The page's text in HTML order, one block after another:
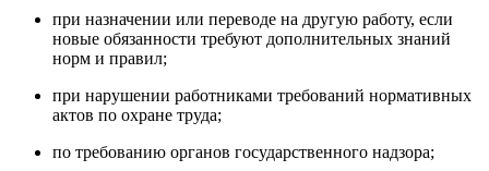
при назначении или переводе на другую работу, если
новые обязанности требуют дополнительных знаний
норм и правил;
при нарушении работниками требований нормативных
актов по охране труда;
по требованию органов государственного надзора;